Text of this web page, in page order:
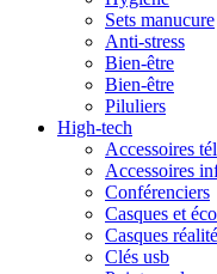
Sets manucure
Anti-stress
Bien-être
Bien-être
Piluliers
High-tech
Accessoires
Accessoires
Conférenciers
Casques et
Casques
Clés usb